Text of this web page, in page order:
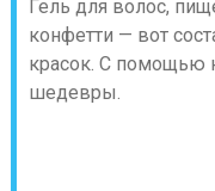
Гель для волос,
конфетти — вот
красок. С помощью
шедевры.